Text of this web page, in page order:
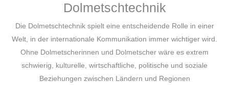
Dolmetschtechnik
Die Dolmetschtechnik spielt eine entscheidende Rolle in einer
Welt, in der internationale Kommunikation immer wichtiger wird.
Ohne Dolmetscherinnen und Dolmetscher wäre es extrem
schwierig, kulturelle, wirtschaftliche, politische und soziale
Beziehungen zwischen Ländern und Regionen